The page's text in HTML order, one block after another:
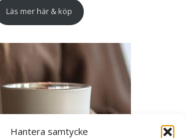
Hantera samtycke
Läs mer här & köp